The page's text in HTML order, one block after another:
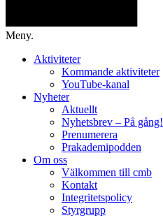
Meny.
Aktiviteter
Kommande aktiviteter
YouTube-kanal
Nyheter
Aktuellt
Nyhetsbrev – På gång!
Prenumerera
Prakademipodden
Om oss
Välkommen till cmb
Kontakt
Integritetspolicy
Styrgrupp